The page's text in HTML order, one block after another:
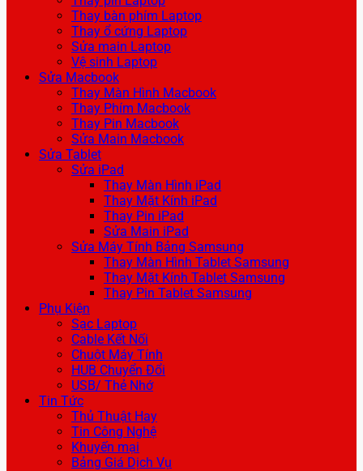
Thay bàn phím Laptop
Thay ổ cứng Laptop
Sửa main Laptop
Vệ sinh Laptop
Sửa Macbook
Thay Màn Hình Macbook
Thay Phím Macbook
Thay Pin Macbook
Sửa Main Macbook
Sửa Tablet
Sửa iPad
Thay Màn Hình iPad
Thay Mặt Kính iPad
Thay Pin iPad
Sửa Main iPad
Sửa Máy Tính Bảng Samsung
Thay Màn Hình Tablet Samsung
Thay Mặt Kính Tablet Samsung
Thay Pin Tablet Samsung
Phụ Kiện
Sạc Laptop
Cable Kết Nối
Chuột Máy Tính
HUB Chuyển Đổi
USB/ Thẻ Nhớ
Tin Tức
Thủ Thuật Hay
Tin Công Nghệ
Khuyến mại
Bảng Giá Dịch Vụ